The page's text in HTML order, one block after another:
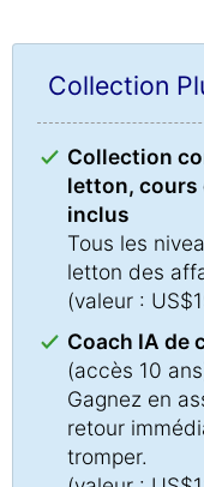
Collection
Collection
letton, cours
inclus
Tous les
letton des
(valeur :
Coach IA de
(accès 10
Gagnez en
retour
tromper.